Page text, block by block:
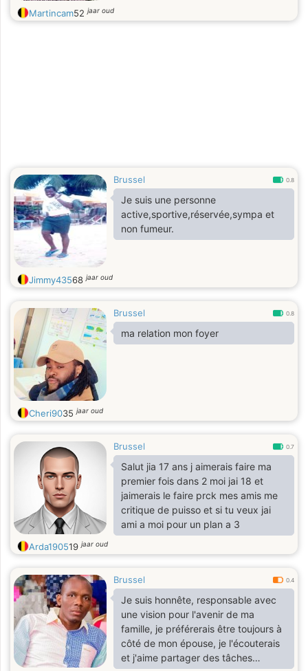
Martincam52jaar oud
Brussel 0.8
Je suis une personne
active,sportive,réservée,sympa et
non fumeur.
Jimmy43568jaar oud
Brussel 0.8
ma relation mon foyer
Cheri9035jaar oud
Brussel 0.7
Salut jia 17 ans j aimerais faire ma
premier fois dans 2 moi jai 18 et
jaimerais le faire prck mes amis me
critique de puisso et si tu veux jai
ami a moi pour un plan a 3
Arda190519jaar oud
Brussel 0.4
Je suis honnête, responsable avec
une vision pour l'avenir de ma
famille, je préférerais être toujours à
côté de mon épouse, je l'écouterais
et j'aime partager des tâches